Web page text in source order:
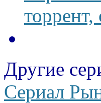
Другие
Сериал